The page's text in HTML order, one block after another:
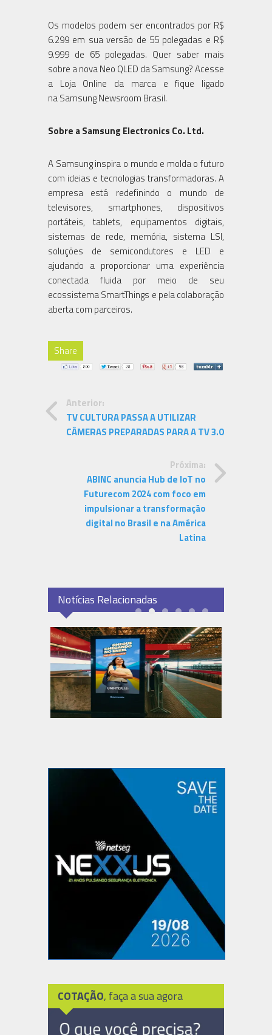
Os modelos podem ser encontrados por R$
6.299 em sua versão de 55 polegadas e R$
9.999 de 65 polegadas. Quer saber mais
sobre a nova Neo QLED da Samsung? Acesse
a Loja Online da marca e fique ligado
na Samsung Newsroom Brasil.
Sobre a Samsung Electronics Co. Ltd.
A Samsung inspira o mundo e molda o futuro
com ideias e tecnologias transformadoras. A
empresa está redefinindo o mundo de
televisores, smartphones, dispositivos
portáteis, tablets, equipamentos digitais,
sistemas de rede, memória, sistema LSI,
soluções de semicondutores e LED e
ajudando a proporcionar uma experiência
conectada fluida por meio de seu
ecossistema SmartThings e pela colaboração
aberta com parceiros.
Share
Anterior:
TV CULTURA PASSA A UTILIZAR
CÂMERAS PREPARADAS PARA A TV 3.0
Próxima:
ABINC anuncia Hub de IoT no
Futurecom 2024 com foco em
impulsionar a transformação
digital no Brasil e na América
Latina
Notícias Relacionadas
COTAÇÃO, faça a sua agora